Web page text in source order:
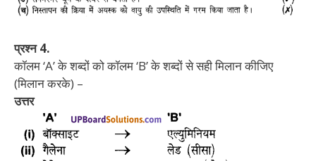
प्रश्न 4.
कॉलम ‘A’ के शब्दों को कॉलम ‘B’ के शब्दों से सही मिलान कीजिए
(मिलान करके) –
उत्तर